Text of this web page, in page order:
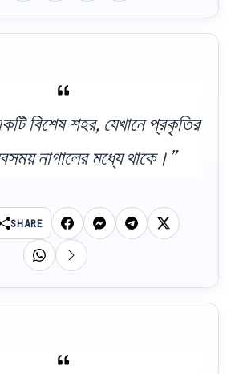
বিশেষ শহর, যেখানে প্রকৃতির
নাগালের মধ্যে থাকে।”
SHARE